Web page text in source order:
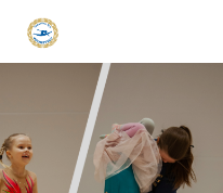
Siirry
sivun
sisältöön
Tapanilan Erä Voimistelujaosto